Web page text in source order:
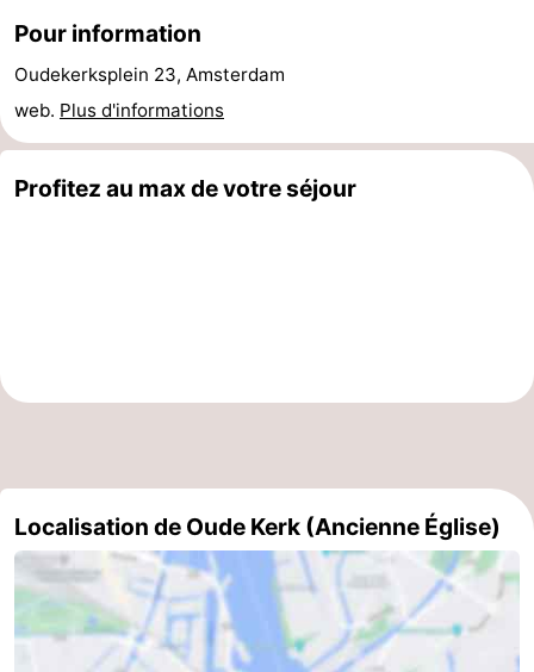
les
touristes
Médicales
Météo
Contact
Pour information
Oudekerksplein 23, Amsterdam
web. Plus d'informations
Profitez au max de votre séjour
Localisation de Oude Kerk (Ancienne Église)